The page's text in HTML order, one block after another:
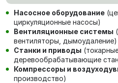
Насосное оборудование
циркуляционные насосы)
Вентиляционные системы
вентиляторы, дымоудаление)
Станки и приводы
деревообрабатывающие
Компрессоры и
производство)